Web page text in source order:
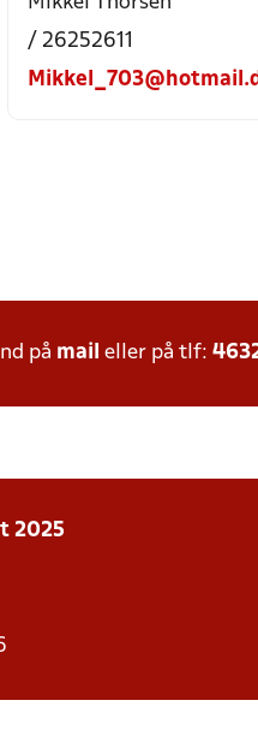
/ 26252611
på mail eller på tlf:
2025